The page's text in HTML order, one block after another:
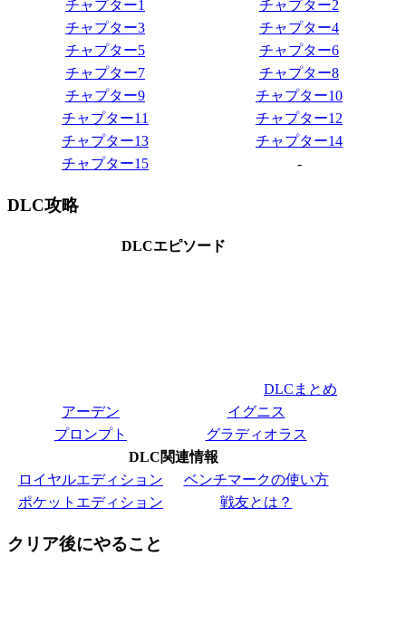
チャプター1
チャプター2
チャプター3
チャプター4
チャプター5
チャプター6
チャプター7
チャプター8
チャプター9
チャプター10
チャプター11
チャプター12
チャプター13
チャプター14
チャプター15
-
DLC攻略
DLCエピソード
DLCまとめ
アーデン
イグニス
プロンプト
グラディオラス
DLC関連情報
ロイヤルエディション
ベンチマークの使い方
ポケットエディション
戦友とは？
クリア後にやること